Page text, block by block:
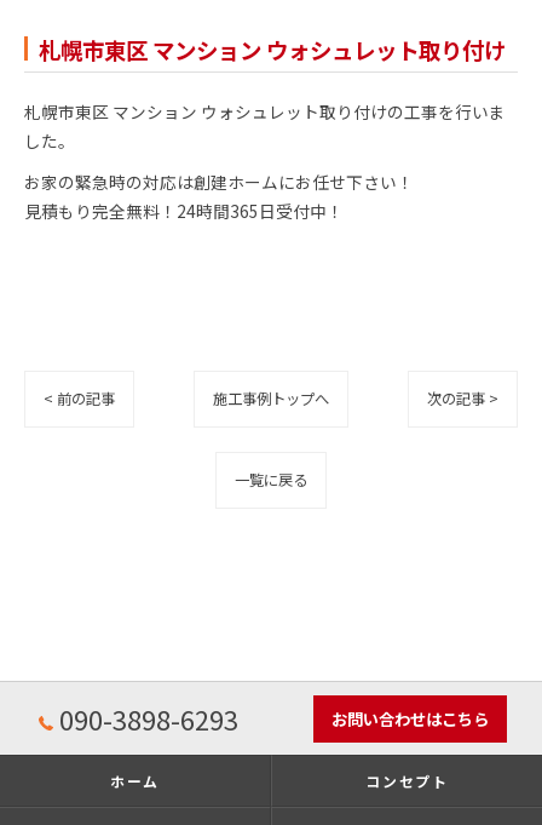
札幌市東区 マンション ウォシュレット取り付け
札幌市東区 マンション ウォシュレット取り付けの工事を行いま
した。
お家の緊急時の対応は創建ホームにお任せ下さい！
見積もり完全無料！24時間365日受付中！
< 前の記事 施工事例トップへ 次の記事 >
一覧に戻る
090-3898-6293 お問い合わせはこちら
ホーム コンセプト